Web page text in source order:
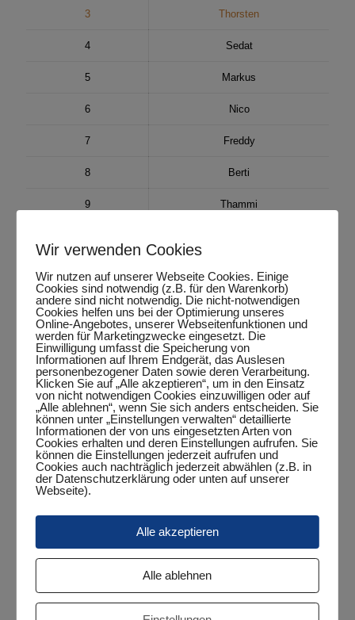
3 Thorsten
4 Sedat
5 Markus
6 Nico
7 Freddy
8 Berti
9 Thammi
12 Mika
13 Daniel
14 Rüdiger
15 Michael
16 Benjamin
Wir verwenden Cookies
Wir nutzen auf unserer Webseite Cookies. Einige
Cookies sind notwendig (z.B. für den Warenkorb)
andere sind nicht notwendig. Die nicht-notwendigen
Cookies helfen uns bei der Optimierung unseres
Online-Angebotes, unserer Webseitenfunktionen und
werden für Marketingzwecke eingesetzt. Die
Einwilligung umfasst die Speicherung von
Informationen auf Ihrem Endgerät, das Auslesen
personenbezogener Daten sowie deren Verarbeitung.
Klicken Sie auf „Alle akzeptieren“, um in den Einsatz
von nicht notwendigen Cookies einzuwilligen oder auf
„Alle ablehnen“, wenn Sie sich anders entscheiden. Sie
können unter „Einstellungen verwalten“ detaillierte
Informationen der von uns eingesetzten Arten von
Cookies erhalten und deren Einstellungen aufrufen. Sie
können die Einstellungen jederzeit aufrufen und
Cookies auch nachträglich jederzeit abwählen (z.B. in
der Datenschutzerklärung oder unten auf unserer
Webseite).
Alle akzeptieren
Alle ablehnen